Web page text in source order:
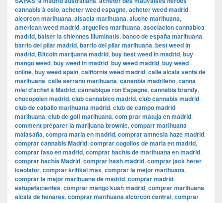
cannabis à oslo, acheter weed espagne, acheter weed madrid,
alcorcon marihuana, alsacia marihuana, aluche marihuana,
american weed madrid, arguelles marihuana, asociacion cannabica
madrid, baiser la chiennes Illuminatis, banco de españa marihuana,
barrio del pilar madrid, barrio del pilar marihuana, best weed in
madrid, Bitcoin marijuana madrid, buy best weed in madrid, buy
mango weed, buy weed in madrid, buy weed madrid, buy weed
online, buy weed spain, california weed madrid, calle alcala venta de
marihuana, calle serrano marihuana, cananbis madrileño, canna
miel d’achat à Madrid, cannabique ron Espagne, cannabis brandy,
chocopolen madrid, club cannabico madrid, club cannabis madrid,
club de caballo marihuana madrid, club de campo madrid
marihuana, club de golf marihuana, com prar matuja en madrid,
comment préparer la marijuana brownie, comparr marihuana
malasaña, compra maria en madrid, comprar amnesia haze madrid,
comprar cannabis Madrid, comprar cogollos de maria en madrid,
comprar faso en madrid, comprar hachis de marihuana en madrid,
comprar hachís Madrid, comprar hash madrid, comprar jack herer
iceolator, comprar kritikal max, comprar la mejor marihuana,
comprar la mejor marihuana de madrid, comprar madrid
estupefacientes, comprar mango kush madrid, comprar marihuana
alcala de henares, comprar marihuana alcorcon central, comprar